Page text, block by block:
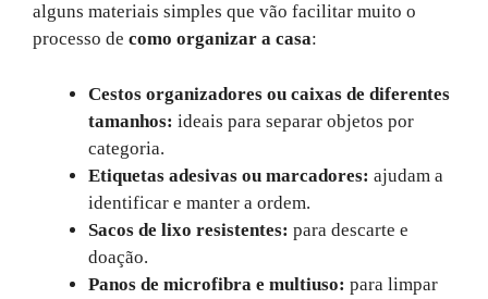
alguns materiais simples que vão facilitar muito o
processo de como organizar a casa:
Cestos organizadores ou caixas de diferentes
tamanhos: ideais para separar objetos por
categoria.
Etiquetas adesivas ou marcadores: ajudam a
identificar e manter a ordem.
Sacos de lixo resistentes: para descarte e
doação.
Panos de microfibra e multiuso: para limpar